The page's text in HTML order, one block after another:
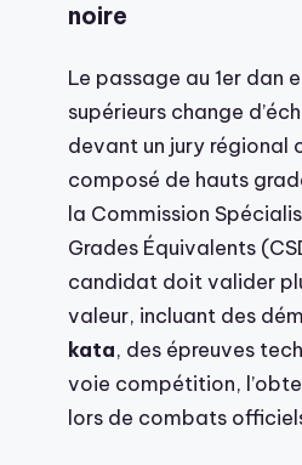
noire
Le passage au 1er dan
supérieurs change
devant un jury régional
composé de hauts
la Commission
Grades Équivalents
candidat doit valider
valeur, incluant des
kata, des épreuves
voie compétition,
lors de combats